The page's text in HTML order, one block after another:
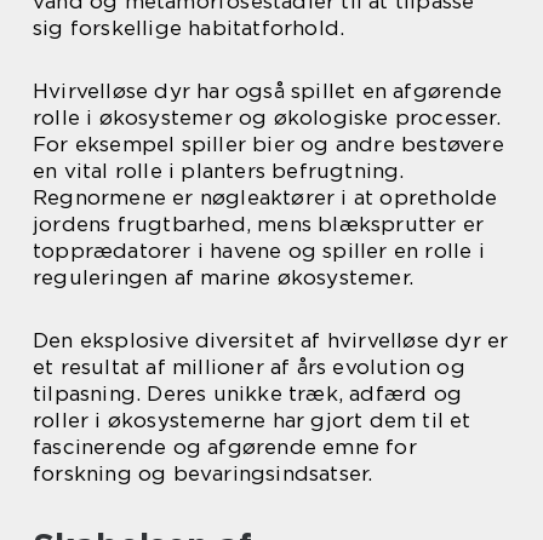
sig forskellige habitatforhold.
Hvirvelløse dyr har også spillet en afgørende
rolle i økosystemer og økologiske processer.
For eksempel spiller bier og andre bestøvere
en vital rolle i planters befrugtning.
Regnormene er nøgleaktører i at opretholde
jordens frugtbarhed, mens blæksprutter er
topprædatorer i havene og spiller en rolle i
reguleringen af marine økosystemer.
Den eksplosive diversitet af hvirvelløse dyr er
et resultat af millioner af års evolution og
tilpasning. Deres unikke træk, adfærd og
roller i økosystemerne har gjort dem til et
fascinerende og afgørende emne for
forskning og bevaringsindsatser.